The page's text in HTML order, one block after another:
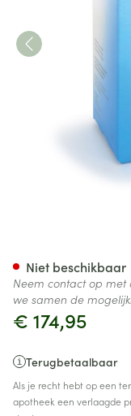
€ 174,95
Terugbetaalbaar
Als je recht hebt op een
apotheek een verlaagde
Niet beschikbaar
Neem contact op met
we samen de